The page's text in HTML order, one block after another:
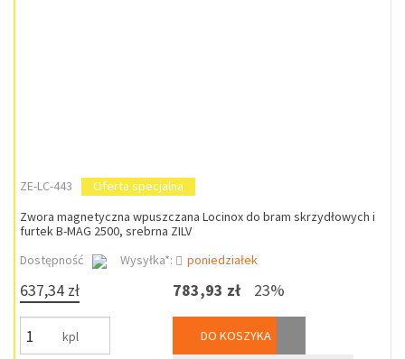
ZE-LC-443
Oferta specjalna
Zwora magnetyczna wpuszczana Locinox do bram skrzydłowych i
furtek B-MAG 2500, srebrna ZILV
Dostępność
Wysyłka*: poniedziałek
637,34 zł
kpl
783,93 zł 23%
DO KOSZYKA